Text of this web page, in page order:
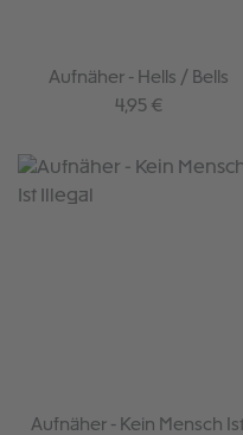
Aufnäher - Hells / Bells
Regulärer Preis:
4,95 €
Aufnäher - Kein Mensch